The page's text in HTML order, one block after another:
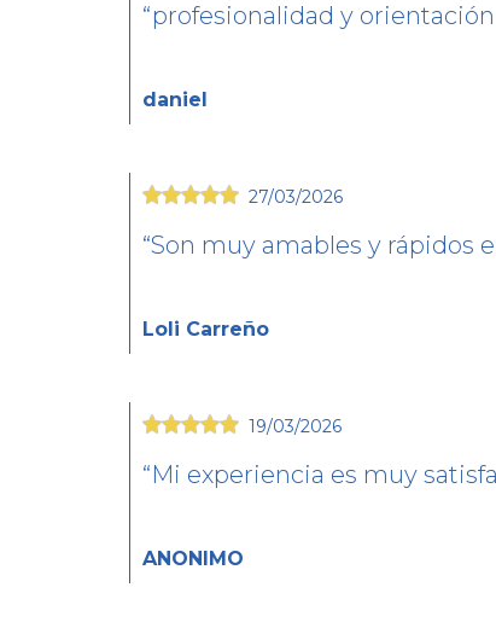
profesionalidad y
daniel
27/03/2026
Son muy amables y rápidos
Loli Carreño
19/03/2026
Mi experiencia es muy
ANONIMO